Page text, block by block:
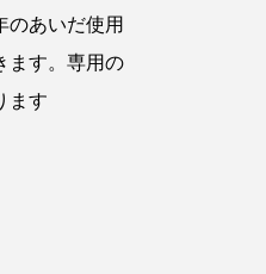
あいだ使用
ます。専用の
ます